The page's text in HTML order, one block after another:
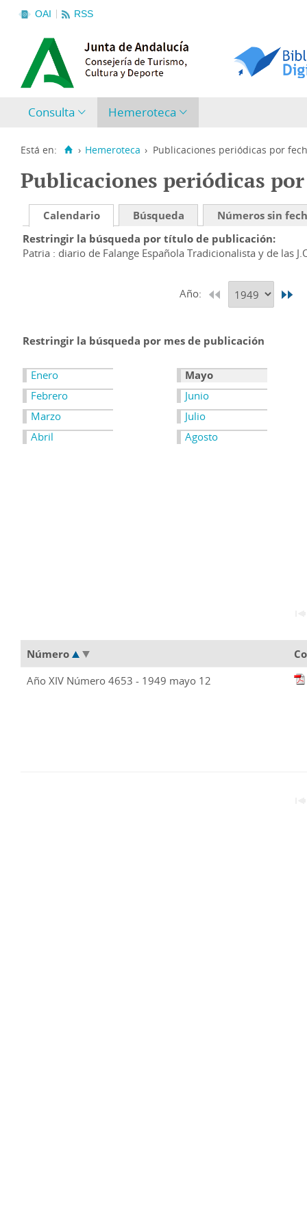
OAI RSS
Consulta Hemeroteca
Está en: › Hemeroteca › Publicaciones periódicas por
Publicaciones periódicas
Calendario Búsqueda
Números sin
Restringir la búsqueda por título de publicación
Patria : diario de Falange Española Tradicionalista y de las
Año:
Restringir la búsqueda por mes de publicación
Enero
Febrero
Marzo
Abril
Mayo
Junio
Julio
Agosto
Número
Año XIV Número 4653 - 1949 mayo 12